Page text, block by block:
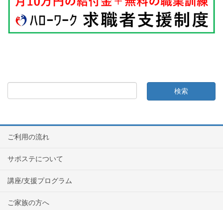
ご利用の流れ
サポステについて
講座/支援プログラム
ご家族の方へ